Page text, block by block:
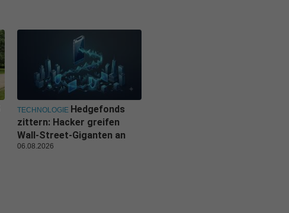
TECHNOLOGIE Hedgefonds
zittern: Hacker greifen
Wall-Street-Giganten an
06.08.2026